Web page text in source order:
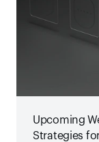
Upcoming
Strategies